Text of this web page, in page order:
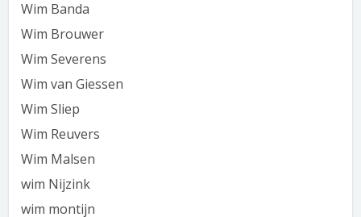
Wim Banda
Wim Brouwer
Wim Severens
Wim van Giessen
Wim Sliep
Wim Reuvers
Wim Malsen
wim Nijzink
wim montijn